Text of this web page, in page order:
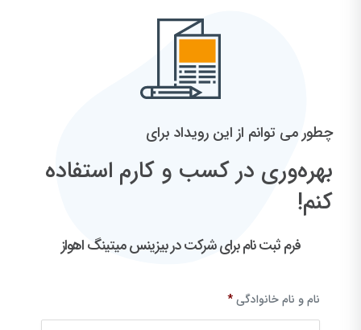
چطور می توانم از این رویداد برای
بهره‌وری در کسب و کارم استفاده
کنم!
فرم ثبت نام برای شرکت در بیزینس میتینگ اهواز
نام و نام خانوادگی*